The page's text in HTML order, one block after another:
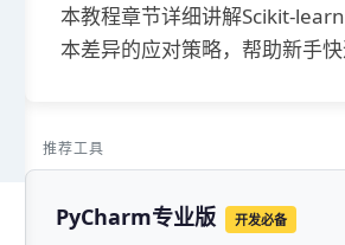
本教程章节详细讲解Scikit-
本差异的应对策略，帮助新手
推荐工具
PyCharm专业版 开发必备